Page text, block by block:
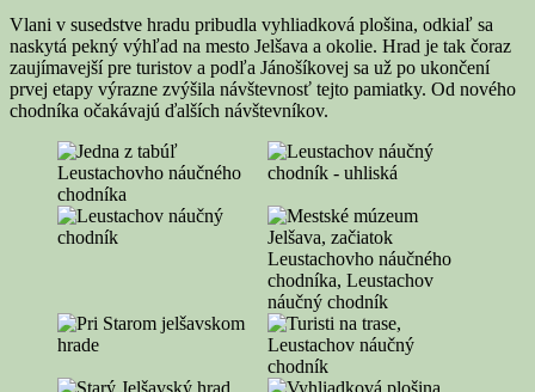
Vlani v susedstve hradu pribudla vyhliadková plošina, odkiaľ sa
naskytá pekný výhľad na mesto Jelšava a okolie. Hrad je tak čoraz
zaujímavejší pre turistov a podľa Jánošíkovej sa už po ukončení
prvej etapy výrazne zvýšila návštevnosť tejto pamiatky. Od nového
chodníka očakávajú ďalších návštevníkov.